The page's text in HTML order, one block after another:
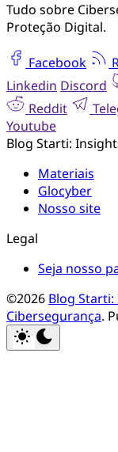
Tudo sobre
Proteção Digital.
Facebook
Linkedin Discord
Reddit
Youtube
Blog Starti:
Materiais
Glocyber
Nosso site
Legal
Seja nosso
©2026 Blog Starti:
Cibersegurança.